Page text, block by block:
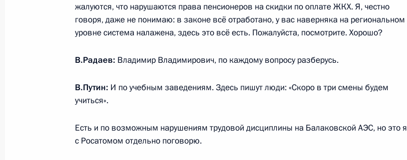
Поздравление Президенту Киргизии по случаю национального
31 августа 2017 года, 10:00
Встреча с врио главы Адыгеи Муратом Кумпиловым
30 августа 2017 года, 15:25 Московская область, Ново-Огарёво
3
жалуются, что нарушаются права пенсионеров на скидки по оплате ЖКХ. Я, честно
говоря, даже не понимаю: в законе всё отработано, у вас наверняка на региональном
уровне система налажена, здесь это всё есть. Пожалуйста, посмотрите. Хорошо?
В.Радаев: Владимир Владимирович, по каждому вопросу разберусь.
В.Путин: И по учебным заведениям. Здесь пишут люди: «Скоро в три смены будем
учиться».
Есть и по возможным нарушениям трудовой дисциплины на Балаковской АЭС, но это я
с Росатомом отдельно поговорю.